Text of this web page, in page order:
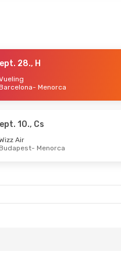
10., Cs
28., H
- Menorca
10., Cs
Air
Budapest- Menorca